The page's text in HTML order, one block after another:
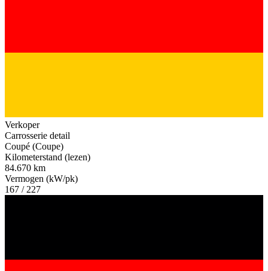
Verkoper
Carrosserie detail
Coupé (Coupe)
Kilometerstand (lezen)
84.670 km
Vermogen (kW/pk)
167 / 227